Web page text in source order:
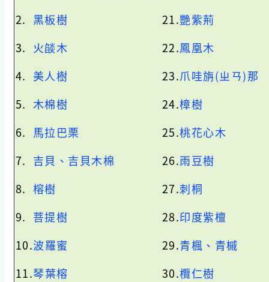
2. 黑板樹
3. 火燄木
4. 美人樹
5. 木棉樹
6. 馬拉巴栗
7. 吉貝、吉貝木棉
8. 榕樹
9. 菩提樹
10.波羅蜜
11.琴葉榕
21.艷紫荊
22.鳳凰木
23.爪哇旃(ㄓㄢ)那
24.樟樹
25.桃花心木
26.雨豆樹
27.刺桐
28.印度紫檀
29.青楓、青槭
30.欖仁樹